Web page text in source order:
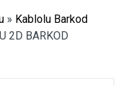
» Kablolu Barkod
2D BARKOD